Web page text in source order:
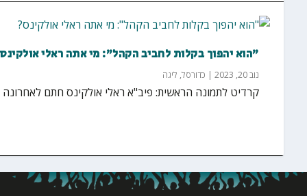
"הוא יהפוך בקלות לחביב הקהל": מי אתה ראלי
נוב 20, 2023 | כדורסל, ליגה
קרדיט לתמונה הראשית: פיב"א ראלי אולקינס חתם לאחרונה